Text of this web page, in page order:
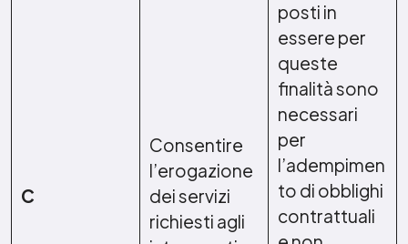
C
Consentire
l’erogazione
dei servizi
richiesti agli
posti in
essere per
queste
finalità sono
necessari
per
l’adempimen
to di obblighi
contrattuali